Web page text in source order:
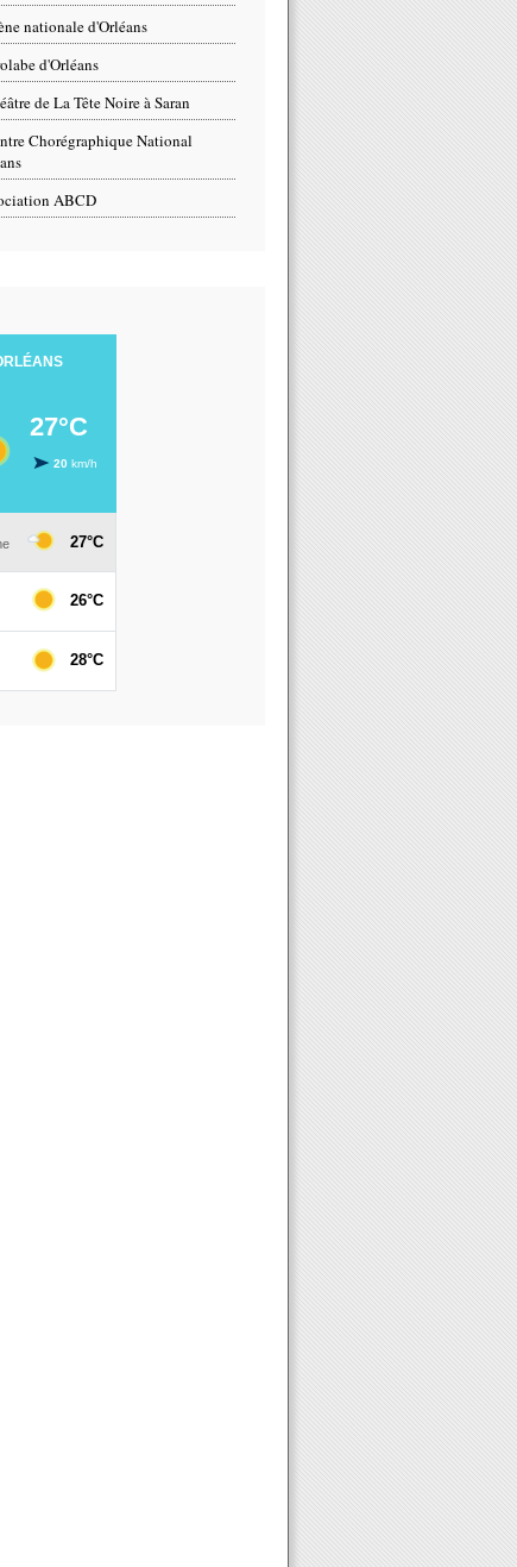
nationale d'Orléans
d'Orléans
de La Tête Noire à Saran
Chorégraphique National
ABCD